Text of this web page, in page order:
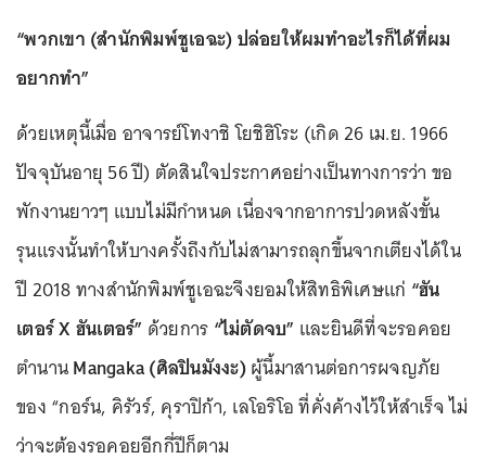
“พวกเขา (สำนักพิมพ์ชูเอฉะ) ปล่อยให้ผมทำอะไรก็ได้ที่ผม
อยากทำ”
ด้วยเหตุนี้เมื่อ อาจารย์โทงาชิ โยชิฮิโระ (เกิด 26 เม.ย. 1966
ปัจจุบันอายุ 56 ปี) ตัดสินใจประกาศอย่างเป็นทางการว่า ขอ
พักงานยาวๆ แบบไม่มีกำหนด เนื่องจากอาการปวดหลังขั้น
รุนแรงนั้นทำให้บางครั้งถึงกับไม่สามารถลุกขึ้นจากเตียงได้ใน
ปี 2018 ทางสำนักพิมพ์ชูเอฉะจึงยอมให้สิทธิพิเศษแก่ “ฮัน
เตอร์ X ฮันเตอร์” ด้วยการ “ไม่ตัดจบ” และยินดีที่จะรอคอย
ตำนานMangaka (ศิลปินมังงะ)ผู้นี้มาสานต่อการผจญภัย
ของ “กอร์น, คิรัวร์, คุราปิก้า, เลโอริโอ ที่คั่งค้างไว้ให้สำเร็จ ไม่
ว่าจะต้องรอคอยอีกกี่ปีก็ตาม